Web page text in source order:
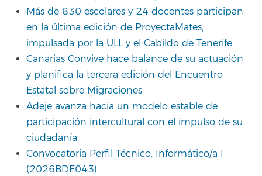
Más de 830 escolares y 24 docentes participan
en la última edición de ProyectaMates,
impulsada por la ULL y el Cabildo de Tenerife
Canarias Convive hace balance de su actuación
y planifica la tercera edición del Encuentro
Estatal sobre Migraciones
Adeje avanza hacia un modelo estable de
participación intercultural con el impulso de su
ciudadanía
Convocatoria Perfil Técnico: Informático/a I
(2026BDE043)